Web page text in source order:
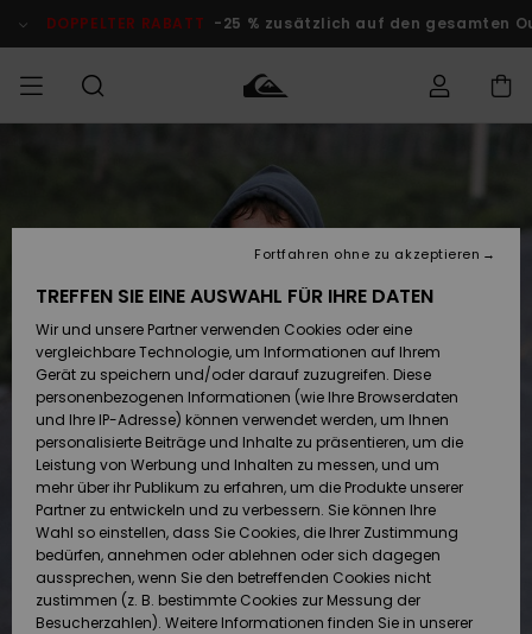
Produktinformation
DOPPELTER RABATT -25 % zusätzlich auf den gesamten
Kleidung
Accessoires
Schuhe&
Flip-Flops
Surf
Snow
Brandneu
JUNGEN
Kleidung
Accessoires
Schuhe&
Flip-Flops
Surf
Snow
Brandneu
FRAUEN
Brandneu
Highlights
Snow
SURF
Surf Shop
Männer
Kinder
Highlights
Community
SNOW
Snow Shop
Männer
Kinder
Snow Shop
Damen
Highlights
Community
DOPPELTER
RABATT
Herren
KINDER
Outlet
Frauen
HILFE & KONTAKT
Bestellung
zugreifen
Versand
Retouren
Bezahlung
Geschenkkarte
Quiksilver
Freedom
Datenschutz
TREFFEN SIE EINE AUSWAHL FÜR IHRE DATEN
Wir und unsere Partner verwenden Cookies oder eine
vergleichbare Technologie, um Informationen auf Ihrem
Gerät zu speichern und/oder darauf zuzugreifen. Diese
personenbezogenen Informationen (wie Ihre Browserdaten
und Ihre IP-Adresse) können verwendet werden, um Ihnen
personalisierte Beiträge und Inhalte zu präsentieren, um die
Leistung von Werbung und Inhalten zu messen, und um
mehr über ihr Publikum zu erfahren, um die Produkte unserer
Partner zu entwickeln und zu verbessern. Sie können Ihre
Wahl so einstellen, dass Sie Cookies, die Ihrer Zustimmung
bedürfen, annehmen oder ablehnen oder sich dagegen
aussprechen, wenn Sie den betreffenden Cookies nicht
zustimmen (z. B. bestimmte Cookies zur Messung der
Besucherzahlen). Weitere Informationen finden Sie in unserer
Fortfahren ohne zu akzeptieren